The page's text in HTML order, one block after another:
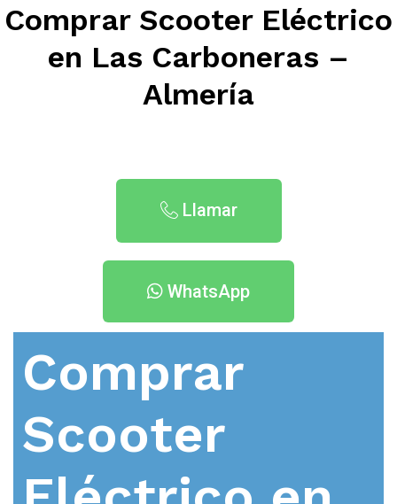
Comprar Scooter Eléctrico
en Las Carboneras –
Almería
Llamar
WhatsApp
Comprar
Scooter